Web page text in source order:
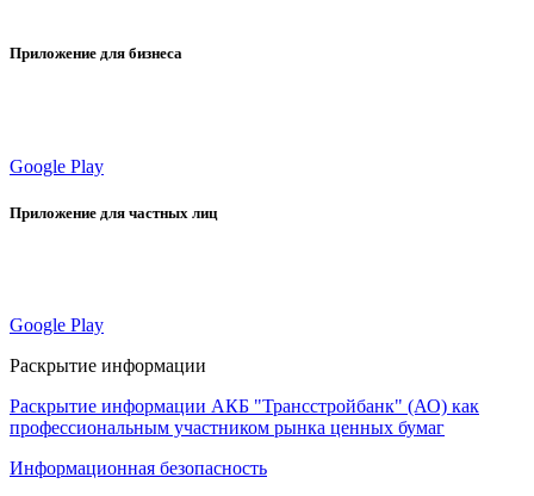
Приложение для бизнеса
Google Play
Приложение для частных лиц
Google Play
Раскрытие информации
Раскрытие информации АКБ "Трансстройбанк" (АО) как
профессиональным участником рынка ценных бумаг
Информационная безопасность